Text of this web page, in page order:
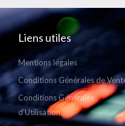
Liens utiles
Mentions légales
Conditions Générales de
Conditions Générales
d'Utilisation